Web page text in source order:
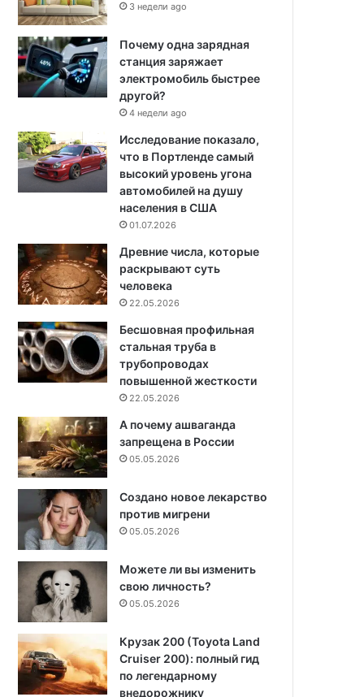
3 недели ago
Почему одна зарядная
станция заряжает
электромобиль быстрее
другой?
4 недели ago
Исследование показало,
что в Портленде самый
высокий уровень угона
автомобилей на душу
населения в США
01.07.2026
Древние числа, которые
раскрывают суть
человека
22.05.2026
Бесшовная профильная
стальная труба в
трубопроводах
повышенной жесткости
22.05.2026
А почему ашваганда
запрещена в России
05.05.2026
Создано новое лекарство
против мигрени
05.05.2026
Можете ли вы изменить
свою личность?
05.05.2026
Крузак 200 (Toyota Land
Cruiser 200): полный гид
по легендарному
внедорожнику